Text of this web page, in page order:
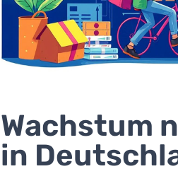
Wachstum
in